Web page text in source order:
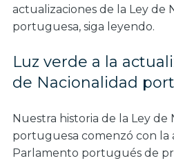
actualizaciones de la Ley de
portuguesa, siga leyendo.
Luz verde a la
de Nacionalidad
Nuestra historia de la Ley de
portuguesa comenzó con la
Parlamento portugués de